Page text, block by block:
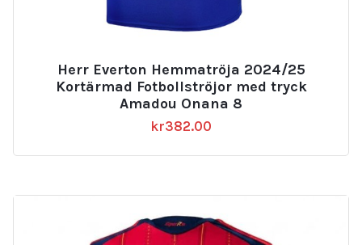
Herr Everton Hemmatröja 2024/25
Kortärmad Fotbollströjor med tryck
Amadou Onana 8
kr382.00